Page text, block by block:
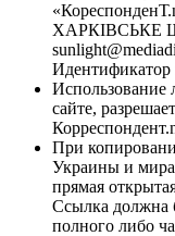
ХАРКІВСЬКЕ
Идентификатор
Использование
сайте,
При
Украины и
прямая
Ссылка должна
полного либо